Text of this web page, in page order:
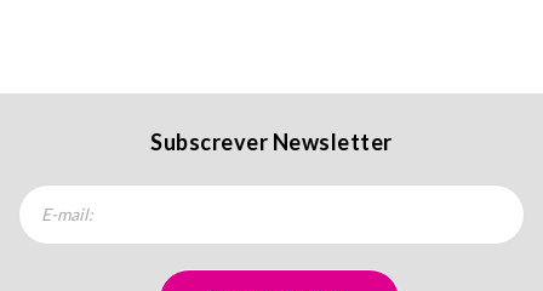
Subscrever Newsletter